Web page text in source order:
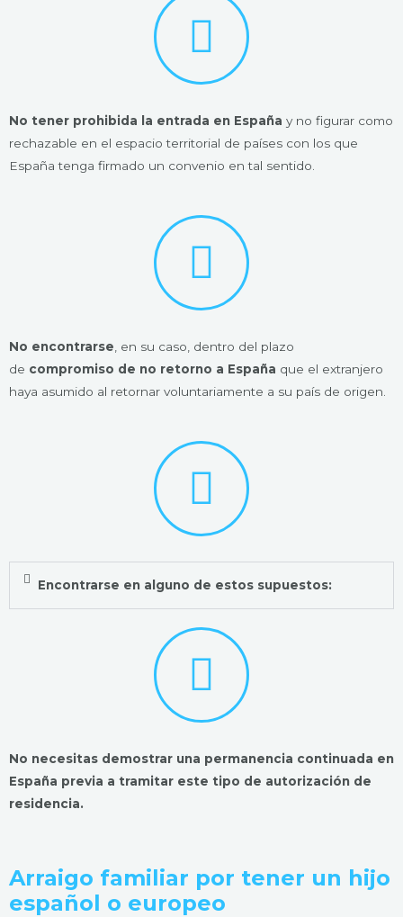
No tener prohibida la entrada en España y no figurar como
rechazable en el espacio territorial de países con los que
España tenga firmado un convenio en tal sentido.
No encontrarse , en su caso, dentro del plazo
de compromiso de no retorno a España que el extranjero
haya asumido al retornar voluntariamente a su país de origen.
Encontrarse en alguno de estos supuestos:
No necesitas demostrar una permanencia continuada en
España previa a tramitar este tipo de autorización de
residencia.
Arraigo familiar por tener un hijo
español o europeo